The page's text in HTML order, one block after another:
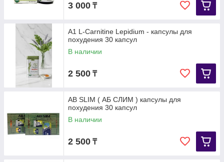
3 000 ₸
A1 L-Carnitine Lepidium - капсулы для
похудения 30 капсул
В наличии
2 500 ₸
AB SLIM ( АБ СЛИМ ) капсулы для
похудения 30 капсул
В наличии
2 500 ₸